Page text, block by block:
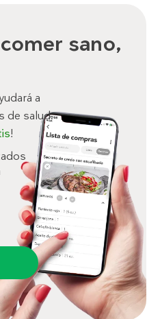
sano,
a
de salud.
!